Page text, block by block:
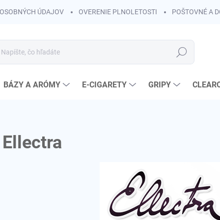
ÚDAJOV OVERENIE PLNOLETOSTI POŠTOVNÉ A
Hľadať
BÁZY A ARÓMY E-CIGARETY GRIPY
Ellectra